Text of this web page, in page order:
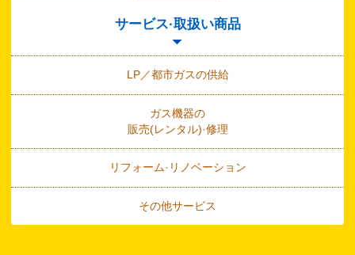
サービス·取扱い商品
LP／都市ガスの供給
ガス機器の
販売(レンタル)·修理
リフォーム·リノベーション
その他サービス